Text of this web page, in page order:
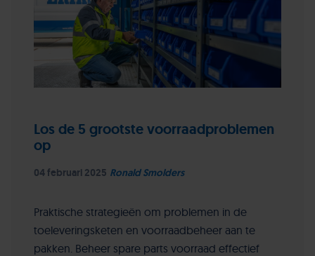
Los de 5 grootste voorraadproblemen
op
04 februari 2025 Ronald Smolders
Praktische strategieën om problemen in de
toeleveringsketen en voorraadbeheer aan te
pakken. Beheer spare parts voorraad effectief